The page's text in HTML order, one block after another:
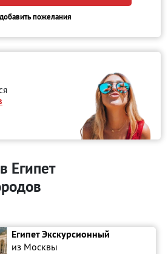
пожелания
Египет
Египет Экскурсионный
из Москвы